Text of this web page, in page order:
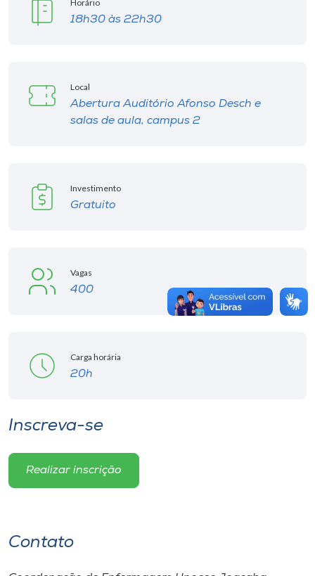
Horário
18h30 às 22h30
Local
Abertura Auditório Afonso Desch e
salas de aula, campus 2
Investimento
Gratuito
Vagas
400
Carga horária
20h
Inscreva-se
Realizar inscrição
Contato